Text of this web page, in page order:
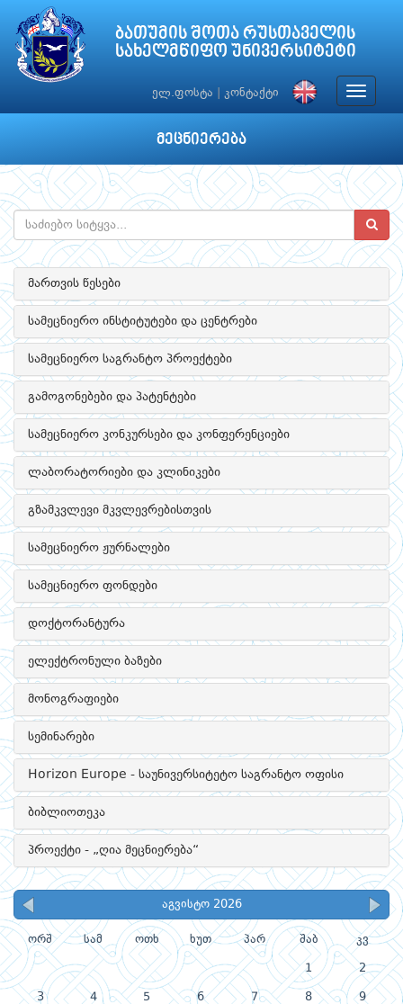
ბათუმის შოთა რუსთაველის
სახელმწიფო უნივერსიტეტი
ელ.ფოსტა კონტაქტი
Toggle
მეცნიერება
მართვის წესები
სამეცნიერო ინსტიტუტები და ცენტრები
სამეცნიერო საგრანტო პროექტები
გამოგონებები და პატენტები
სამეცნიერო კონკურსები და კონფერენციები
ლაბორატორიები და კლინიკები
გზამკვლევი მკვლევრებისთვის
სამეცნიერო ჟურნალები
სამეცნიერო ფონდები
დოქტორანტურა
ელექტრონული ბაზები
მონოგრაფიები
სემინარები
Horizon Europe - საუნივერსიტეტო საგრანტო ოფისი
ბიბლიოთეკა
პროექტი - „ღია მეცნიერება“
აგვისტო 2026
ორშ სამ ოთხ ხუთ პარ შაბ კვ
1 2
3 4 5 6 7 8 9